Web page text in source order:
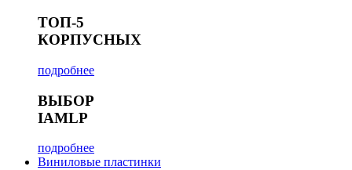
ТОП-5
КОРПУСНЫХ
подробнее
ВЫБОР
IAMLP
подробнее
Виниловые пластинки